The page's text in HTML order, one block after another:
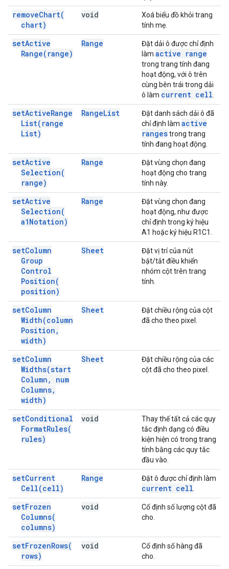
removeChart(
chart)
void
Xoá biểu đồ khỏi trang
tính mẹ.
setActive
Range( range)
Range
Đặt dải ô được chỉ định
làm active range
trong trang tính đang
hoạt động, với ô trên
cùng bên trái trong dải
ô làm current cell
setActiveRange
List( range
List)
RangeList
Đặt danh sách dải ô đã
chỉ định làm active
rangestrong trang
tính đang hoạt động.
setActive
Selection(
range)
Range
Đặt vùng chọn đang
hoạt động cho trang
tính này.
setActive
Selection(
a1Notation)
Range
Đặt vùng chọn đang
hoạt động, như được
chỉ định trong ký hiệu
A1 hoặc ký hiệu R1C1.
setColumn
Group
Control
Position(
position)
Sheet
Đặt vị trí của nút
bật/tắt điều khiển
nhóm cột trên trang
tính.
setColumn
Width(column
Position ,
width)
Sheet
Đặt chiều rộng của cột
đã cho theo pixel.
setColumn
Widths(start
Column ,
num
Columns,
width)
Sheet
Đặt chiều rộng của các
cột đã cho theo pixel.
setConditional
FormatRules(
rules)
void
Thay thế tất cả các quy
tắc định dạng có điều
kiện hiện có trong trang
tính bằng các quy tắc
đầu vào.
setCurrent
Cell(cell)
Range Đặt ô được chỉ định làm
current cell
setFrozen
Columns(
columns)
void
Cố định số lượng cột đã
cho.
setFrozenRows(
rows)
void
Cố định số hàng đã
cho.